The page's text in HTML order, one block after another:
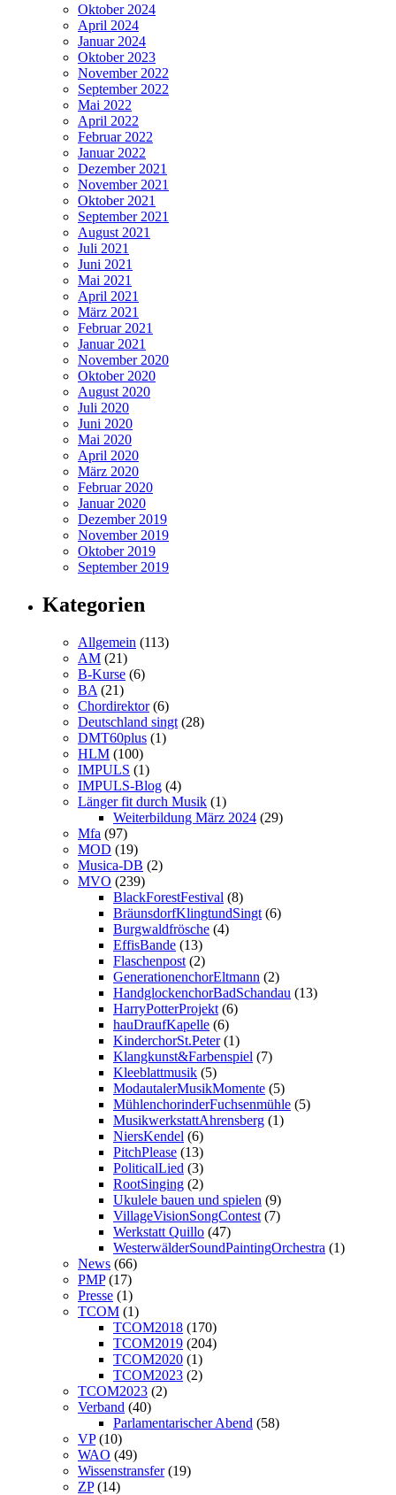
Oktober 2024
April 2024
Januar 2024
Oktober 2023
November 2022
September 2022
Mai 2022
April 2022
Februar 2022
Januar 2022
Dezember 2021
November 2021
Oktober 2021
September 2021
August 2021
Juli 2021
Juni 2021
Mai 2021
April 2021
März 2021
Februar 2021
Januar 2021
November 2020
Oktober 2020
August 2020
Juli 2020
Juni 2020
Mai 2020
April 2020
März 2020
Februar 2020
Januar 2020
Dezember 2019
November 2019
Oktober 2019
September 2019
Kategorien
Allgemein (113)
AM (21)
B-Kurse (6)
BA (21)
Chordirektor(6)
Deutschland singt (28)
DMT60plus (1)
HLM (100)
IMPULS (1)
IMPULS-Blog (4)
Länger fit durch Musik (1)
Weiterbildung März 2024 (29)
Mfa (97)
MOD (19)
Musica-DB (2)
MVO (239)
BlackForestFestival (8)
BräunsdorfKlingtundSingt (6)
Burgwaldfrösche (4)
EffisBande (13)
Flaschenpost (2)
GenerationenchorEltmann (2)
HandglockenchorBadSchandau (13)
HarryPotterProjekt (6)
hauDraufKapelle (6)
KinderchorSt.Peter(1)
Klangkunst&Farbenspiel (7)
Kleeblattmusik (5)
ModautalerMusikMomente (5)
MühlenchorinderFuchsenmühle (5)
MusikwerkstattAhrensberg (1)
NiersKendel (6)
PitchPlease (13)
PoliticalLied (3)
RootSinging (2)
Ukulele bauen und spielen (9)
VillageVisionSongContest (7)
Werkstatt Quillo (47)
WesterwälderSoundPaintingOrchestra (1)
News (66)
PMP(17)
Presse (1)
TCOM (1)
TCOM2018 (170)
TCOM2019 (204)
TCOM2020 (1)
TCOM2023 (2)
TCOM2023 (2)
Verband (40)
Parlamentarischer Abend (58)
VP(10)
WAO (49)
Wissenstransfer(19)
ZP(14)